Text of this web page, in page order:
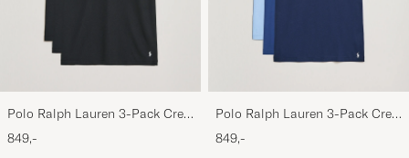
Polo Ralph Lauren 3-Pack Crew
Neck T-Shirt Black
849,-
Polo Ralph Lauren 3-Pack Crew
Neck T-Shirt Navy/Light
Navy/Elite Blue
849,-